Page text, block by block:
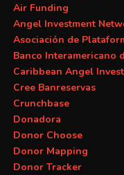
Air Funding
Angel Investment
Asociación de
Banco Interamericano
Caribbean Angel
Cree Banreservas
Crunchbase
Donadora
Donor Choose
Donor Mapping
Donor Tracker